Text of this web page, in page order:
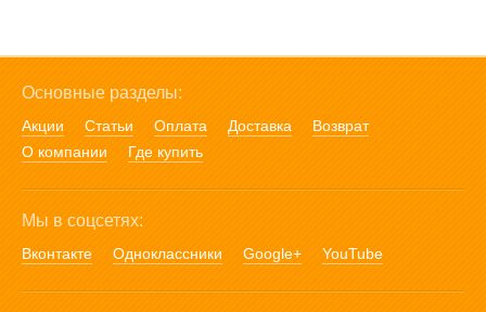
Основные разделы:
Акции Статьи Оплата Доставка
Возврат
О компании
Где купить
Мы в соцсетях:
Вконтакте Одноклассники Google+ YouTube